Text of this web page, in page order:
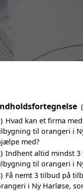
Hvad kan et firma
til orangeri i
med?
Indhent altid mindst 3
til orangeri i
Få nemt 3 tilbud på
i Ny Harløse,